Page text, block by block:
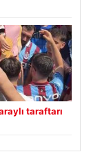
taraftarı